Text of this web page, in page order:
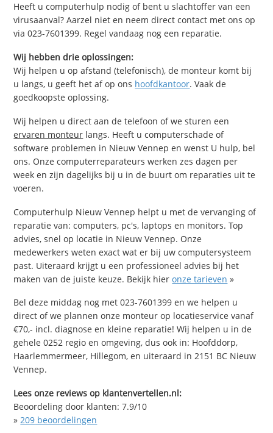
Heeft u computerhulp nodig of bent u slachtoffer van een
virusaanval? Aarzel niet en neem direct contact met ons op
via 023-7601399. Regel vandaag nog een reparatie.
Wij hebben drie oplossingen:
Wij helpen u op afstand (telefonisch), de monteur komt bij
u langs, u geeft het af op ons hoofdkantoor. Vaak de
goedkoopste oplossing.
Wij helpen u direct aan de telefoon of we sturen een
ervaren monteur langs. Heeft u computerschade of
software problemen in Nieuw Vennep en wenst U hulp, bel
ons. Onze computerreparateurs werken zes dagen per
week en zijn dagelijks bij u in de buurt om reparaties uit te
voeren.
Computerhulp Nieuw Vennep helpt u met de vervanging of
reparatie van: computers, pc's, laptops en monitors. Top
advies, snel op locatie in Nieuw Vennep. Onze
medewerkers weten exact wat er bij uw computersysteem
past. Uiteraard krijgt u een professioneel advies bij het
maken van de juiste keuze. Bekijk hieronze tarieven »
Bel deze middag nog met 023-7601399 en we helpen u
direct of we plannen onze monteur op locatieservice vanaf
€70,- incl. diagnose en kleine reparatie! Wij helpen u in de
gehele 0252 regio en omgeving, dus ook in: Hoofddorp,
Haarlemmermeer, Hillegom, en uiteraard in 2151 BC Nieuw
Vennep.
Lees onze reviews op klantenvertellen.nl:
Beoordeling door klanten:7.9/10
»209 beoordelingen